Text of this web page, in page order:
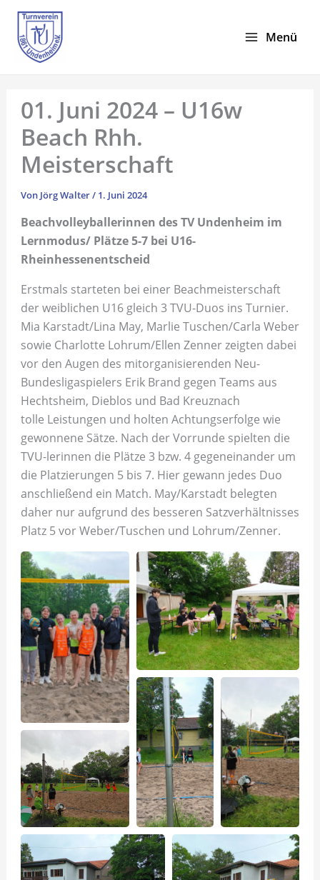
Zum
Inhalt
springen
Menü
01. Juni 2024 – U16w
Beach Rhh.
Meisterschaft
Von Jörg Walter/ 1. Juni 2024
Beachvolleyballerinnen des TV Undenheim im
Lernmodus/ Plätze 5-7 bei U16-
Rheinhessenentscheid
Erstmals starteten bei einer Beachmeisterschaft
der weiblichen U16 gleich 3 TVU-Duos ins Turnier.
Mia Karstadt/Lina May, Marlie Tuschen/Carla Weber
sowie Charlotte Lohrum/Ellen Zenner zeigten dabei
vor den Augen des mitorganisierenden Neu-
Bundesligaspielers Erik Brand gegen Teams aus
Hechtsheim, Dieblos und Bad Kreuznach
tolle Leistungen und holten Achtungserfolge wie
gewonnene Sätze. Nach der Vorrunde spielten die
TVU-lerinnen die Plätze 3 bzw. 4 gegeneinander um
die Platzierungen 5 bis 7. Hier gewann jedes Duo
anschließend ein Match. May/Karstadt belegten
daher nur aufgrund des besseren Satzverhältnisses
Platz 5 vor Weber/Tuschen und Lohrum/Zenner.